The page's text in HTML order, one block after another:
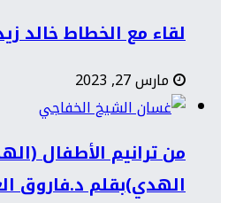
لقاء مع الخطاط خالد
مارس 27, 2023
من ترانيم الأطفال
الهدي)بقلم د.فاروق